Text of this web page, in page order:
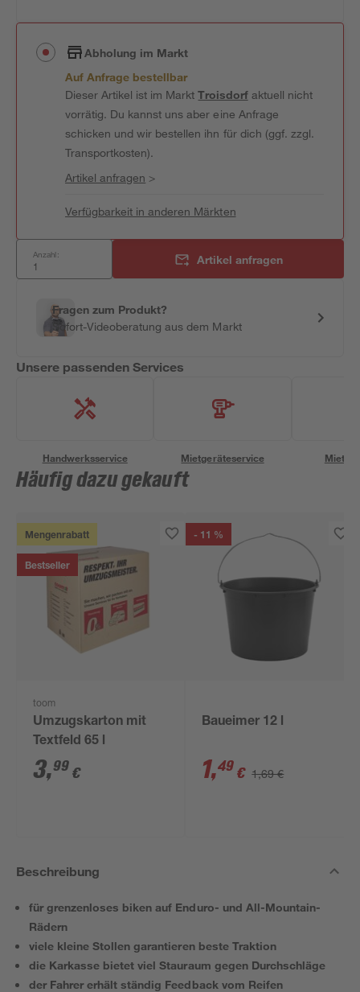
Abholung im Markt
Auf Anfrage bestellbar
Dieser Artikel ist im MarktTroisdorfaktuell nicht
vorrätig. Du kannst uns aber eine Anfrage
schicken und wir bestellen ihn für dich (ggf. zzgl.
Transportkosten).
Artikel anfragen >
Verfügbarkeit in anderen Märkten
Anzahl: Artikel anfragen
Fragen zum Produkt?
Sofort-Videoberatung aus dem Markt
Unsere passenden Services
Handwerksservice Mietgeräteservice
Häufig dazu gekauft
Mengenrabatt
Bestseller
toom
Umzugskarton mit
Textfeld 65 l
3,99 €
- 11 %
Baueimer 12 l
1,49 € 1,69 €
Beschreibung
für grenzenloses biken auf Enduro- und All-Mountain-
Rädern
viele kleine Stollen garantieren beste Traktion
die Karkasse bietet viel Stauraum gegen Durchschläge
der Fahrer erhält ständig Feedback vom Reifen